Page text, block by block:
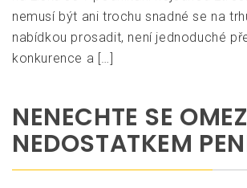
nemusí být ani trochu snadné se na
nabídkou prosadit, není jednoduché
konkurence a […]
NENECHTE SE
NEDOSTATKEM